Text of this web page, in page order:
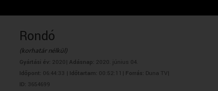
Rondó
(korhatár nélkül)
Gyártási év: 2020| Adásnap: 2020. június 04.
Időpont: 06:44:33 | Időtartam: 00:52:11| Forrás: Duna TV|
ID: 3654699